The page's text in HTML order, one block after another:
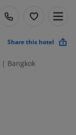
Share this hotel
Bangkok